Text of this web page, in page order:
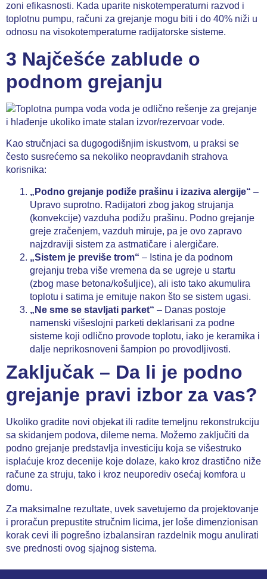
zoni efikasnosti. Kada uparite niskotemperaturni razvod i
toplotnu pumpu, računi za grejanje mogu biti i do 40% niži u
odnosu na visokotemperaturne radijatorske sisteme.
3 Najčešće zablude o
podnom grejanju
Kao stručnjaci sa dugogodišnjim iskustvom, u praksi se
često susrećemo sa nekoliko neopravdanih strahova
korisnika:
„Podno grejanje podiže prašinu i izaziva alergije“ –
Upravo suprotno. Radijatori zbog jakog strujanja
(konvekcije) vazduha podižu prašinu. Podno grejanje
greje zračenjem, vazduh miruje, pa je ovo zapravo
najzdraviji sistem za astmatičare i alergičare.
„Sistem je previše trom“ – Istina je da podnom
grejanju treba više vremena da se ugreje u startu
(zbog mase betona/košuljice), ali isto tako akumulira
toplotu i satima je emituje nakon što se sistem ugasi.
„Ne sme se stavljati parket“ – Danas postoje
namenski višeslojni parketi deklarisani za podne
sisteme koji odlično provode toplotu, iako je keramika i
dalje neprikosnoveni šampion po provodljivosti.
Zaključak – Da li je podno
grejanje pravi izbor za vas?
Ukoliko gradite novi objekat ili radite temeljnu rekonstrukciju
sa skidanjem podova, dileme nema. Možemo zaključiti da
podno grejanje predstavlja investiciju koja se višestruko
isplaćuje kroz decenije koje dolaze, kako kroz drastično niže
račune za struju, tako i kroz neuporediv osećaj komfora u
domu.
Za maksimalne rezultate, uvek savetujemo da projektovanje
i proračun prepustite stručnim licima, jer loše dimenzionisan
korak cevi ili pogrešno izbalansiran razdelnik mogu anulirati
sve prednosti ovog sjajnog sistema.